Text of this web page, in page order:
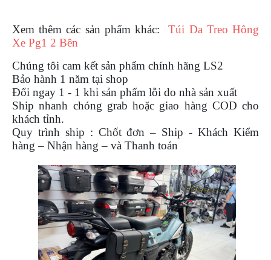
Xem thêm các sản phẩm khác:Túi Da Treo Hông
Xe Pg1 2 Bên
Chúng tôi cam kết sản phẩm chính hãng LS2
Bảo hành 1 năm tại shop
Đổi ngay 1 - 1 khi sản phẩm lỗi do nhà sản xuất
Ship nhanh chóng grab hoặc giao hàng COD cho
khách tỉnh.
Quy trình ship : Chốt đơn – Ship - Khách Kiểm
hàng – Nhận hàng – và Thanh toán